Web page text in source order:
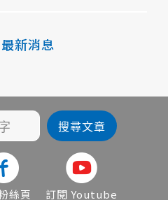
我們能和「希
生活的契機。
最讓台灣老師
香港老師創意
法、撰寫完整
書與學生練習
持聯繫，根據
的回饋，持續
，再進入校園
家中，香港排
其中，只 有台
全國選出150
隨機抽樣一班
級的學生，以
母語為測試語
學生在80分鐘
篇試卷，內容
金庸小說也沒
文經典小說，
對優美中文的
握能力。 相
小學一年級先
的ㄅㄆㄇㄈ拼
結中文習字，
生直接認字的
師不禁睜大眼
麼多字？答案
學拼音，直接
字，以生活經
文圖像，以母
普通話輔助，
詞彙，強調兒
新消息
絲頁 訂閱 Youtube